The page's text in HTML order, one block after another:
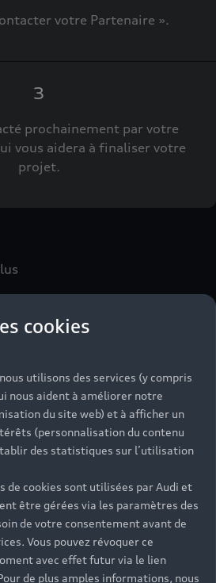
votre Partenaire ».
3
prochainement par votre
vous aidera à finaliser votre
projet.
:plusvous permet d’acquérir un
contrôle spécifiques à chaque
mois et kilométrage illimité
et en Europe
toutes nos offres d’entretien
cookies
utilisons des services (y compris
nous aident à améliorer notre
du site web) et à afficher un
(personnalisation du contenu
des statistiques sur l’utilisation
de cookies sont utilisées par Audi et
être gérées via les paramètres des
de votre consentement avant de
Vous pouvez révoquer ce
avec effet futur via le lien
de plus amples informations, nous